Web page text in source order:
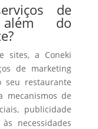
de
do
sites, a Coneki
de marketing
restaurante
mecanismos de
publicidade
necessidades